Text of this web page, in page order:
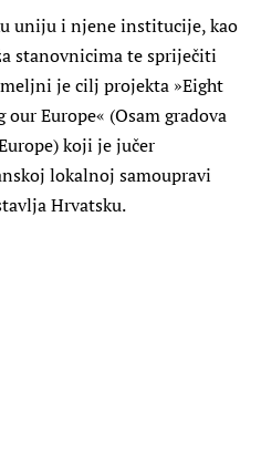
uniju i njene institucije, kao
stanovnicima te spriječiti
je cilj projekta »Eight
Europe« (Osam gradova
koji je jučer
lokalnoj samoupravi
Hrvatsku.